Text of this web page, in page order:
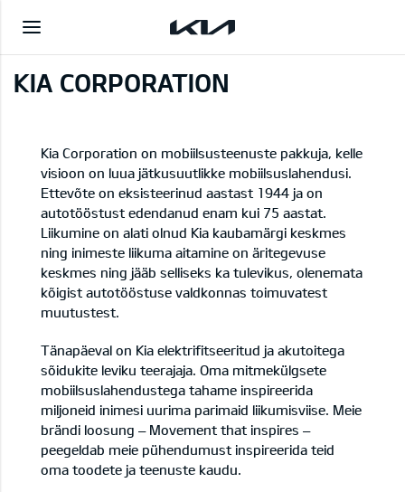
KIA CORPORATION
Kia Corporation on mobiilsusteenuste pakkuja, kelle
visioon on luua jätkusuutlikke mobiilsuslahendusi.
Ettevõte on eksisteerinud aastast 1944 ja on
autotööstust edendanud enam kui 75 aastat.
Liikumine on alati olnud Kia kaubamärgi keskmes
ning inimeste liikuma aitamine on äritegevuse
keskmes ning jääb selliseks ka tulevikus, olenemata
kõigist autotööstuse valdkonnas toimuvatest
muutustest.
Tänapäeval on Kia elektrifitseeritud ja akutoitega
sõidukite leviku teerajaja. Oma mitmekülgsete
mobiilsuslahendustega tahame inspireerida
miljoneid inimesi uurima parimaid liikumisviise. Meie
brändi loosung – Movement that inspires –
peegeldab meie pühendumust inspireerida teid
oma toodete ja teenuste kaudu.